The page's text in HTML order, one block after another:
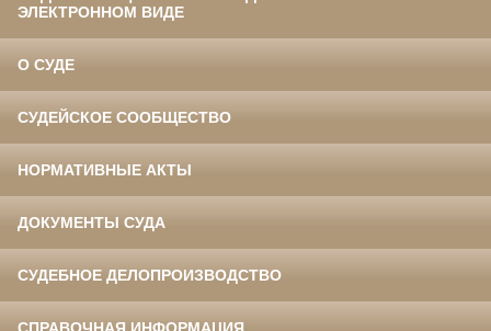
ЭЛЕКТРОННОМ ВИДЕ
О СУДЕ
СУДЕЙСКОЕ СООБЩЕСТВО
НОРМАТИВНЫЕ АКТЫ
ДОКУМЕНТЫ СУДА
СУДЕБНОЕ ДЕЛОПРОИЗВОДСТВО